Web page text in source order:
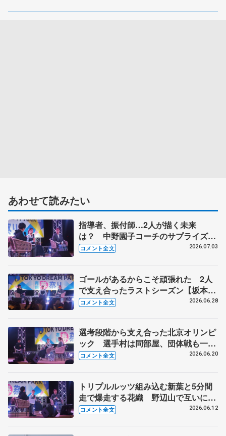
あわせて読みたい
指導者、振付師…2人が描く未来
は？ 中野園子コーチのサプライズメ
ッセージも【坂本花織・樋口新葉
コメント全文 2026.07.03
ゴールがあるからこそ頑張れた 2人
で支え合ったラストシーズン【坂本花
織・樋口新葉GETSPORTSトークショ
コメント全文 2026.06.28
選考段階から支え合った北京オリンピ
ック 選手村は同部屋、団体戦も一緒
に【坂本花織・樋口新葉GETSPORTS
コメント全文 2026.06.20
トリプルルッツ組み込む新葉と5分間
走で爆走する花織 野辺山で互いに
「すごすぎる」【坂本花織・樋口新葉
コメント全文 2026.06.12